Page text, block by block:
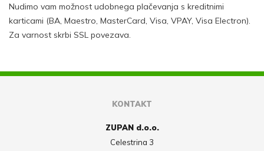
Nudimo vam možnost udobnega plačevanja s kreditnimi
karticami (BA, Maestro, MasterCard, Visa, VPAY, Visa Electron).
Za varnost skrbi SSL povezava.
KONTAKT
ZUPAN d.o.o.
Celestrina 3